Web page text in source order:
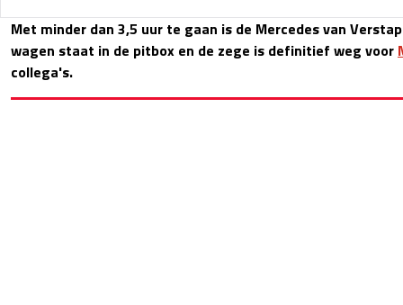
Met minder dan 3,5 uur te gaan is de Mercedes van
wagen staat in de pitbox en de zege is definitief weg voor
collega's.